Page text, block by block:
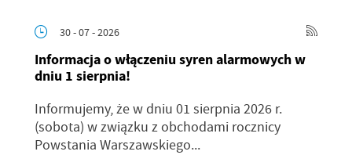
30 - 07 - 2026
Informacja o włączeniu syren alarmowych w
dniu 1 sierpnia!
Informujemy, że w dniu 01 sierpnia 2026 r.
(sobota) w związku z obchodami rocznicy
Powstania Warszawskiego...